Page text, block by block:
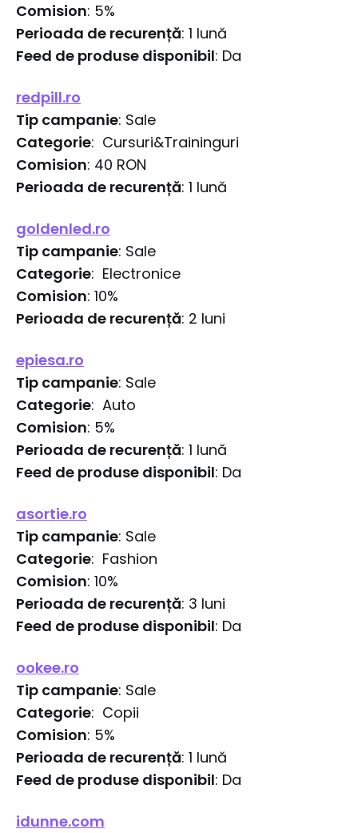
Comision: 5%
Perioada de recurență: 1 lună
Feed de produse disponibil: Da
redpill.ro
Tip campanie: Sale
Categorie: Cursuri&Traininguri
Comision: 40 RON
Perioada de recurență: 1 lună
goldenled.ro
Tip campanie: Sale
Categorie: Electronice
Comision: 10%
Perioada de recurență: 2 luni
epiesa.ro
Tip campanie: Sale
Categorie: Auto
Comision: 5%
Perioada de recurență: 1 lună
Feed de produse disponibil: Da
asortie.ro
Tip campanie: Sale
Categorie: Fashion
Comision: 10%
Perioada de recurență: 3 luni
Feed de produse disponibil: Da
ookee.ro
Tip campanie: Sale
Categorie: Copii
Comision: 5%
Perioada de recurență: 1 lună
Feed de produse disponibil: Da
idunne.com